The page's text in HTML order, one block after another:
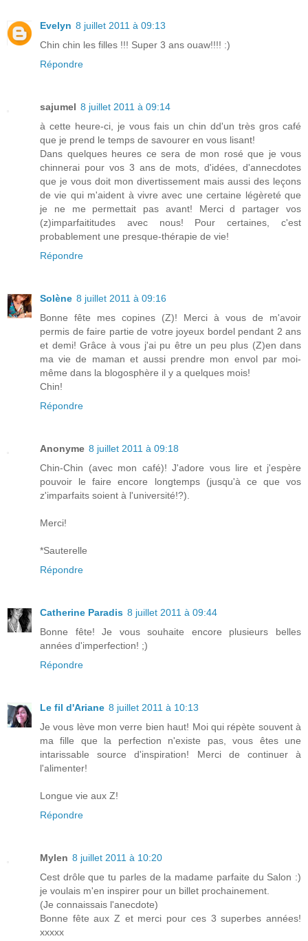
Evelyn 8 juillet 2011 à 09:13
Chin chin les filles !!! Super 3 ans ouaw!!!! :)
Répondre
sajumel 8 juillet 2011 à 09:14
à cette heure-ci, je vous fais un chin dd'un très gros café
que je prend le temps de savourer en vous lisant!
Dans quelques heures ce sera de mon rosé que je vous
chinnerai pour vos 3 ans de mots, d'idées, d'annecdotes
que je vous doit mon divertissement mais aussi des leçons
de vie qui m'aident à vivre avec une certaine légèreté que
je ne me permettait pas avant! Merci d partager vos
(z)imparfaititudes avec nous! Pour certaines, c'est
probablement une presque-thérapie de vie!
Répondre
Solène 8 juillet 2011 à 09:16
Bonne fête mes copines (Z)! Merci à vous de m'avoir
permis de faire partie de votre joyeux bordel pendant 2 ans
et demi! Grâce à vous j'ai pu être un peu plus (Z)en dans
ma vie de maman et aussi prendre mon envol par moi-
même dans la blogosphère il y a quelques mois!
Chin!
Répondre
Anonyme 8 juillet 2011 à 09:18
Chin-Chin (avec mon café)! J'adore vous lire et j'espère
pouvoir le faire encore longtemps (jusqu'à ce que vos
z'imparfaits soient à l'université!?).
Merci!
*Sauterelle
Répondre
Catherine Paradis 8 juillet 2011 à 09:44
Bonne fête! Je vous souhaite encore plusieurs belles
années d'imperfection! ;)
Répondre
Le fil d'Ariane 8 juillet 2011 à 10:13
Je vous lève mon verre bien haut! Moi qui répète souvent à
ma fille que la perfection n'existe pas, vous êtes une
intarissable source d'inspiration! Merci de continuer à
l'alimenter!
Longue vie aux Z!
Répondre
Mylen 8 juillet 2011 à 10:20
Cest drôle que tu parles de la madame parfaite du Salon :)
je voulais m'en inspirer pour un billet prochainement.
(Je connaissais l'anecdote)
Bonne fête aux Z et merci pour ces 3 superbes années!
xxxxx